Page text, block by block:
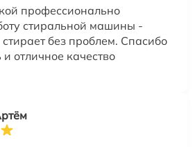
профессионально
стиральной машины -
без проблем. Спасибо
отличное качество